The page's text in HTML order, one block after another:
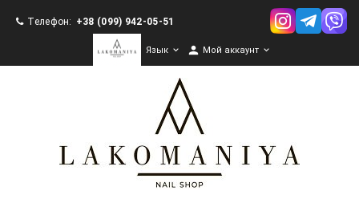
Телефон: +38 (099) 942-05-51
Язык   Мой аккаунт 